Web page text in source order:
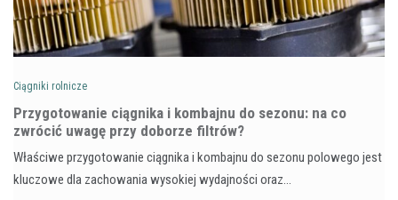
Ciągniki rolnicze
Przygotowanie ciągnika i kombajnu do sezonu: na co
zwrócić uwagę przy doborze filtrów?
Właściwe przygotowanie ciągnika i kombajnu do sezonu polowego jest
kluczowe dla zachowania wysokiej wydajności oraz…